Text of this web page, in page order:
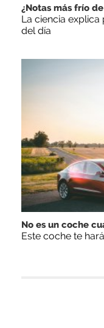
¿Notas más frío
La ciencia
del día
No es un coche
Este coche te